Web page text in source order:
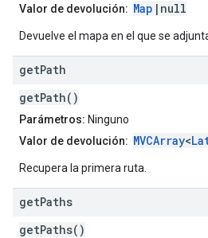
Valor de devolución: Map |null
Devuelve el mapa en el que se
getPath
getPath()
Parámetros: Ninguno
Valor de devolución: MVCArray<
Recupera la primera ruta.
getPaths
getPaths()